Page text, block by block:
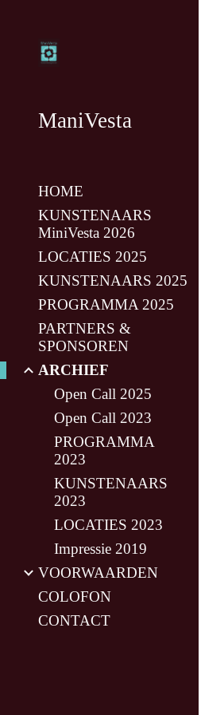
ManiVesta
HOME
KUNSTENAARS
MiniVesta 2026
LOCATIES 2025
KUNSTENAARS 2025
PROGRAMMA 2025
PARTNERS &
SPONSOREN
ARCHIEF
Open Call 2025
Open Call 2023
PROGRAMMA
2023
KUNSTENAARS
2023
LOCATIES 2023
Impressie 2019
VOORWAARDEN
COLOFON
CONTACT